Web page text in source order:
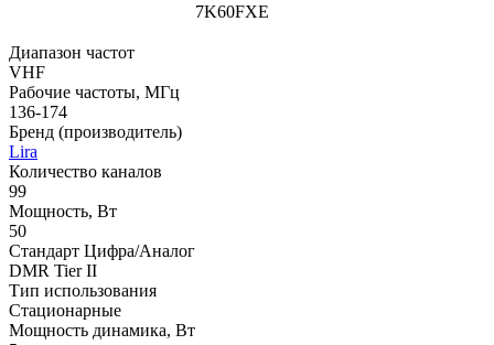
7K60FXE
Диапазон частот
VHF
Рабочие частоты, МГц
136-174
Бренд (производитель)
Lira
Количество каналов
99
Мощность, Вт
50
Стандарт Цифра/Аналог
DMR Tier II
Тип использования
Стационарные
Мощность динамика, Вт